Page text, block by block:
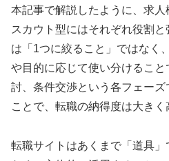
本記事で解説したように、求人
スカウト型にはそれぞれ役割
は「1つに絞ること」ではなく
や目的に応じて使い分けるこ
討、条件交渉という各フェー
ことで、転職の納得度は大きく
転職サイトはあくまで「道具